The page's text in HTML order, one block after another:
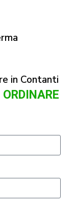
in Contanti